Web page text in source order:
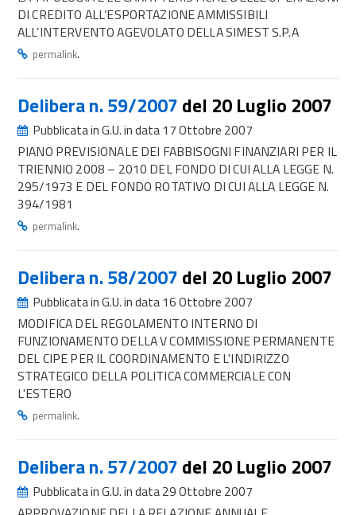
DI CREDITO ALL’ESPORTAZIONE AMMISSIBILI
ALL’INTERVENTO AGEVOLATO DELLA SIMEST S.P.A
permalink.
Delibera n. 59/2007 del 20 Luglio 2007
Pubblicata in G.U. in data 17 Ottobre 2007
PIANO PREVISIONALE DEI FABBISOGNI FINANZIARI PER IL
TRIENNIO 2008 – 2010 DEL FONDO DI CUI ALLA LEGGE N.
295/1973 E DEL FONDO ROTATIVO DI CUI ALLA LEGGE N.
394/1981
permalink.
Delibera n. 58/2007 del 20 Luglio 2007
Pubblicata in G.U. in data 16 Ottobre 2007
MODIFICA DEL REGOLAMENTO INTERNO DI
FUNZIONAMENTO DELLA V COMMISSIONE PERMANENTE
DEL CIPE PER IL COORDINAMENTO E L'INDIRIZZO
STRATEGICO DELLA POLITICA COMMERCIALE CON
L'ESTERO
permalink.
Delibera n. 57/2007 del 20 Luglio 2007
Pubblicata in G.U. in data 29 Ottobre 2007